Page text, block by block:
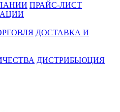
ПРАЙС-ЛИСТ
ДОСТАВКА И
ДИСТРИБЬЮЦИЯ